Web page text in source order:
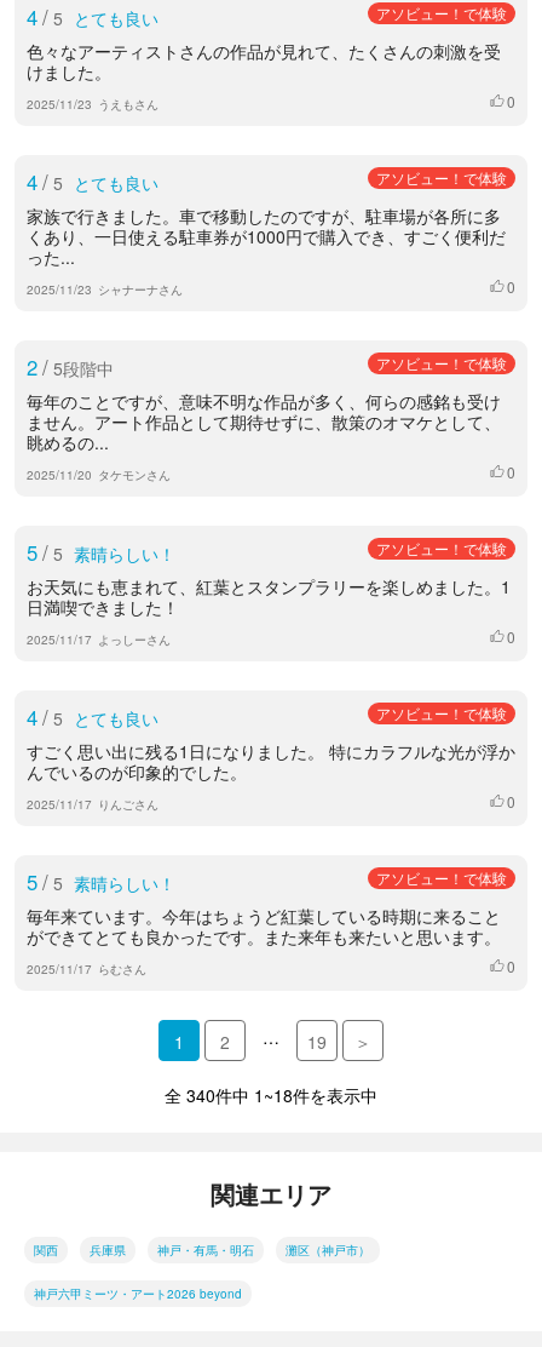
4/ 5 とても良い アソビュー！で体験
色々なアーティストさんの作品が見れて、たくさんの刺激を受
けました。
2025/11/23 うえもさん いいね
0
4/ 5 とても良い アソビュー！で体験
家族で行きました。車で移動したのですが、駐車場が各所に多
くあり、一日使える駐車券が1000円で購入でき、すごく便利だ
った...
2025/11/23 シャナーナさん いいね
0
2/ 5段階中 アソビュー！で体験
毎年のことですが、意味不明な作品が多く、何らの感銘も受け
ません。アート作品として期待せずに、散策のオマケとして、
眺めるの...
2025/11/20 タケモンさん いいね
0
5/ 5 素晴らしい！ アソビュー！で体験
お天気にも恵まれて、紅葉とスタンプラリーを楽しめました。1
日満喫できました！
2025/11/17 よっしーさん いいね
0
4/ 5 とても良い アソビュー！で体験
すごく思い出に残る1日になりました。 特にカラフルな光が浮か
んでいるのが印象的でした。
2025/11/17 りんごさん いいね
0
5/ 5 素晴らしい！ アソビュー！で体験
毎年来ています。今年はちょうど紅葉している時期に来ること
ができてとても良かったです。また来年も来たいと思います。
2025/11/17 らむさん いいね
0
1 2 … 19 ＞
全 340件中 1~18件を表示中
関連エリア
関西 兵庫県 神戸・有馬・明石 灘区（神戸市）
神戸六甲ミーツ・アート2026 beyond